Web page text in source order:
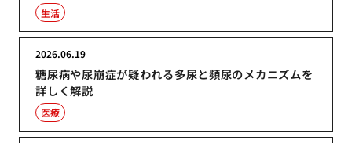
生活
糖尿病や尿崩症が疑われる多尿と頻尿のメカニズムを
詳しく解説
2026.06.19
医療